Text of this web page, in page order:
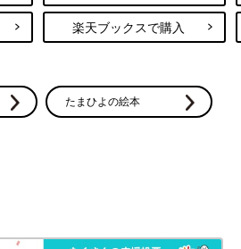
楽天ブックスで購入
たまひよの絵本